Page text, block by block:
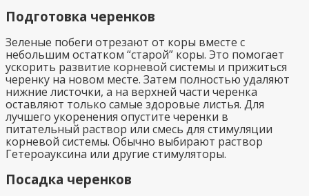
Подготовка черенков
Зеленые побеги отрезают от коры вместе с
небольшим остатком “старой” коры. Это помогает
ускорить развитие корневой системы и прижиться
черенку на новом месте. Затем полностью удаляют
нижние листочки, а на верхней части черенка
оставляют только самые здоровые листья. Для
лучшего укоренения опустите черенки в
питательный раствор или смесь для стимуляции
корневой системы. Обычно выбирают раствор
Гетероауксина или другие стимуляторы.
Посадка черенков